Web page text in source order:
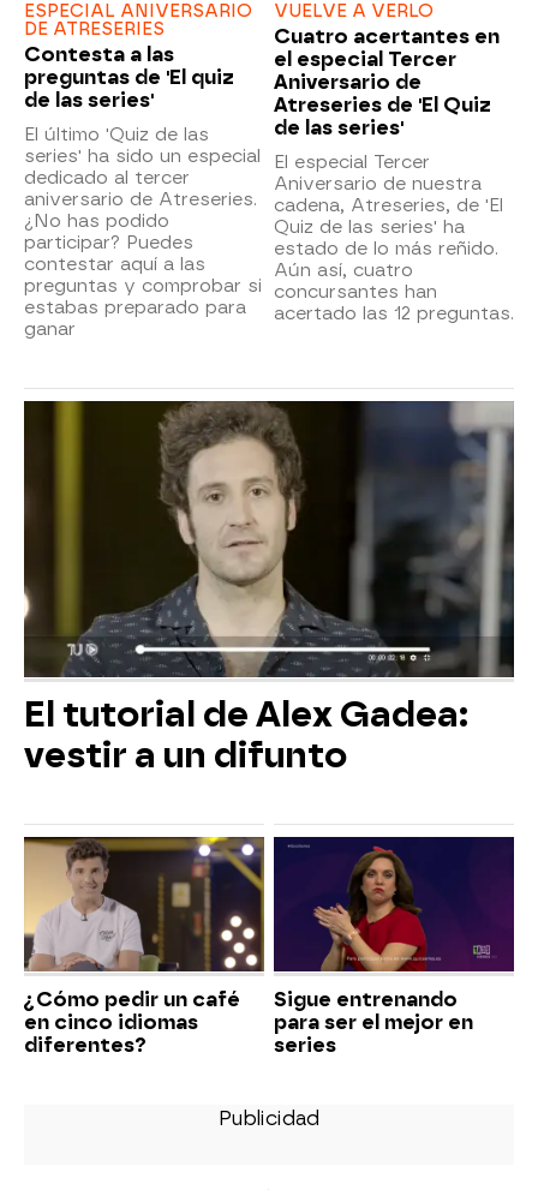
ESPECIAL ANIVERSARIO
DE ATRESERIES
Contesta a las
preguntas de 'El quiz
de las series'
El último 'Quiz de las
series' ha sido un especial
dedicado al tercer
aniversario de Atreseries.
¿No has podido
participar? Puedes
contestar aquí a las
preguntas y comprobar si
estabas preparado para
ganar
VUELVE A VERLO
Cuatro acertantes en
el especial Tercer
Aniversario de
Atreseries de 'El Quiz
de las series'
El especial Tercer
Aniversario de nuestra
cadena, Atreseries, de 'El
Quiz de las series' ha
estado de lo más reñido.
Aún así, cuatro
concursantes han
acertado las 12 preguntas.
El tutorial de Alex Gadea:
vestir a un difunto
¿Cómo pedir un café
en cinco idiomas
diferentes?
Sigue entrenando
para ser el mejor en
series